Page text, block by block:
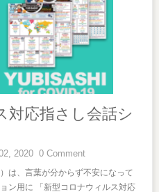
対応指さし会話シ
2020 0 Comment
は、言葉が分からず不安になって
ン用に 「新型コロナウィルス対応